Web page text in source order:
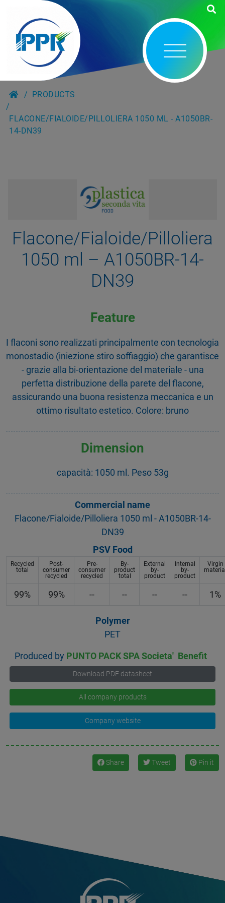
PRODUCTS
FLACONE/FIALOIDE/PILLOLIERA 1050 ML - A1050BR-
14-DN39
Flacone/Fialoide/Pilloliera
1050 ml – A1050BR-14-
DN39
Feature
I flaconi sono realizzati principalmente con tecnologia
monostadio (iniezione stiro soffiaggio) che garantisce
- grazie alla bi-orientazione del materiale - una
perfetta distribuzione della parete del flacone,
assicurando una buona resistenza meccanica e un
ottimo risultato estetico. Colore: bruno
Dimension
capacità: 1050 ml. Peso 53g
Commercial name
Flacone/Fialoide/Pilloliera 1050 ml - A1050BR-14-
DN39
PSV Food
Recycled
total
Post-
consumer
recycled
Pre-
consumer
recycled
By-
product
total
External
by-
product
Internal
by-
product
Virgin
99% 99% -- -- -- -- 1%
Polymer
PET
Produced by PUNTO PACK SPA Societa' Benefit
Download PDF datasheet
All company products
Company website
Share Tweet Pin it